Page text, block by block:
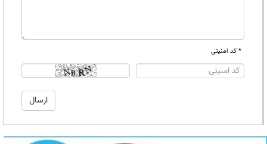
* کد امنیتی